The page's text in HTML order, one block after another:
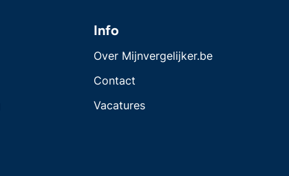
Info
Over Mijnvergelijker.be
Contact
Vacatures